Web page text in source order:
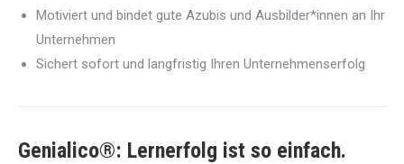
Motiviert und bindet gute Azubis und Ausbilder*innen an Ihr
Unternehmen
Sichert sofort und langfristig Ihren Unternehmenserfolg
Genialico®: Lernerfolg ist so einfach.